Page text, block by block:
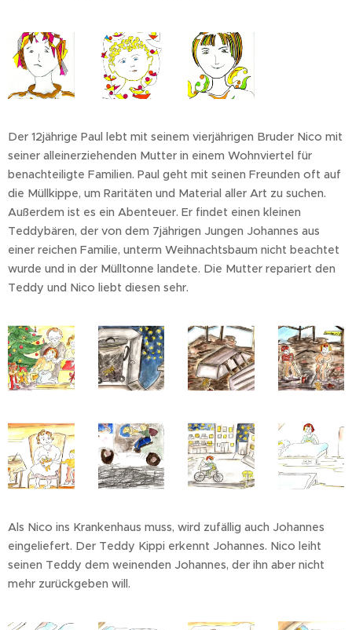
Der 12jährige Paul lebt mit seinem vierjährigen Bruder Nico mit
seiner alleinerziehenden Mutter in einem Wohnviertel für
benachteiligte Familien. Paul geht mit seinen Freunden oft auf
die Müllkippe, um Raritäten und Material aller Art zu suchen.
Außerdem ist es ein Abenteuer. Er findet einen kleinen
Teddybären, der von dem 7jährigen Jungen Johannes aus
einer reichen Familie, unterm Weihnachtsbaum nicht beachtet
wurde und in der Mülltonne landete. Die Mutter repariert den
Teddy und Nico liebt diesen sehr.
Als Nico ins Krankenhaus muss, wird zufällig auch Johannes
eingeliefert. Der Teddy Kippi erkennt Johannes. Nico leiht
seinen Teddy dem weinenden Johannes, der ihn aber nicht
mehr zurückgeben will.